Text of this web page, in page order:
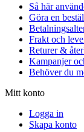
Så här
Göra en
Frakt och
Returer &
Kampanjer
Behöver du
Mitt konto
Logga in
Skapa konto